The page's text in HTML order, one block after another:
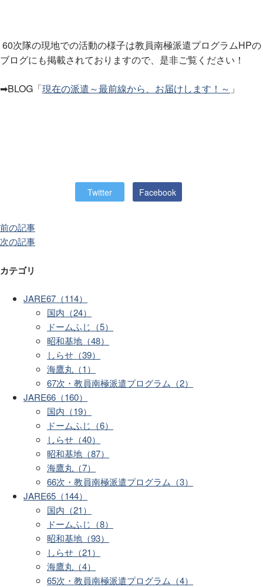
60次隊の現地での活動の様子は教員南極派遣プログラムHPの
ブログにも掲載されておりますので、是非ご覧ください！
➡BLOG「現在の派遣～最前線から、お届けします！～ 」
Twitter Facebook
前の記事
次の記事
カテゴリ
JARE67（114）
国内（24）
ドームふじ（5）
昭和基地（48）
しらせ（39）
海鷹丸（1）
67次・教員南極派遣プログラム（2）
JARE66（160）
国内（19）
ドームふじ（6）
しらせ（40）
昭和基地（87）
海鷹丸（7）
66次・教員南極派遣プログラム（3）
JARE65（144）
国内（21）
ドームふじ（8）
昭和基地（93）
しらせ（21）
海鷹丸（4）
65次・教員南極派遣プログラム（4）